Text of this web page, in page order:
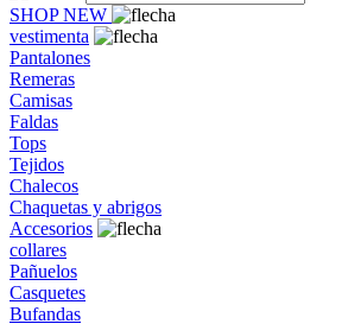
SHOP NEW
vestimenta
Pantalones
Remeras
Camisas
Faldas
Tops
Tejidos
Chalecos
Chaquetas y abrigos
Accesorios
collares
Pañuelos
Casquetes
Bufandas